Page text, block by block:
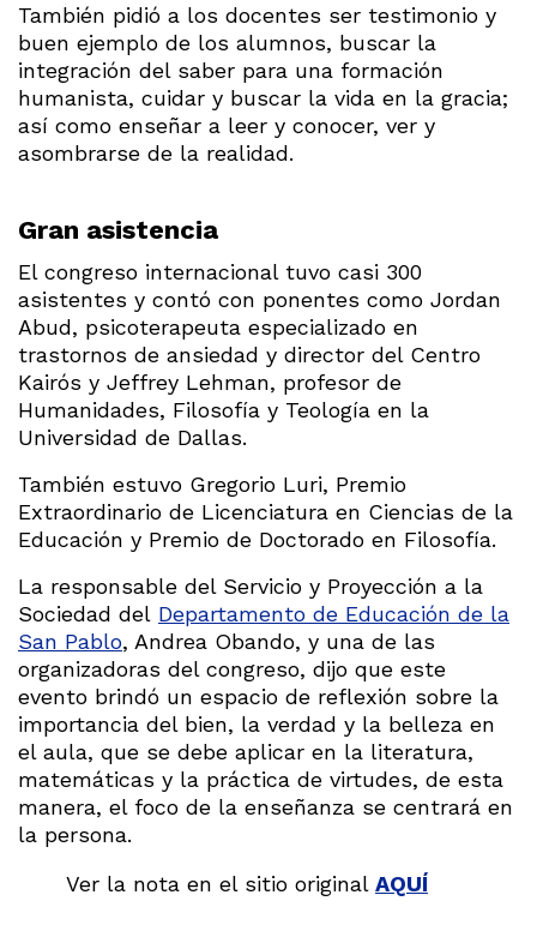
También pidió a los docentes ser testimonio y
buen ejemplo de los alumnos, buscar la
integración del saber para una formación
humanista, cuidar y buscar la vida en la gracia;
así como enseñar a leer y conocer, ver y
asombrarse de la realidad.
Gran asistencia
El congreso internacional tuvo casi 300
asistentes y contó con ponentes como Jordan
Abud, psicoterapeuta especializado en
trastornos de ansiedad y director del Centro
Kairós y Jeffrey Lehman, profesor de
Humanidades, Filosofía y Teología en la
Universidad de Dallas.
También estuvo Gregorio Luri, Premio
Extraordinario de Licenciatura en Ciencias de la
Educación y Premio de Doctorado en Filosofía.
La responsable del Servicio y Proyección a la
Sociedad del Departamento de Educación de la
San Pablo, Andrea Obando, y una de las
organizadoras del congreso, dijo que este
evento brindó un espacio de reflexión sobre la
importancia del bien, la verdad y la belleza en
el aula, que se debe aplicar en la literatura,
matemáticas y la práctica de virtudes, de esta
manera, el foco de la enseñanza se centrará en
la persona.
Ver la nota en el sitio original AQUÍ